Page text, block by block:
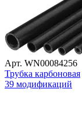
Арт. WN00084256
Трубка карбоновая
39 модификаций